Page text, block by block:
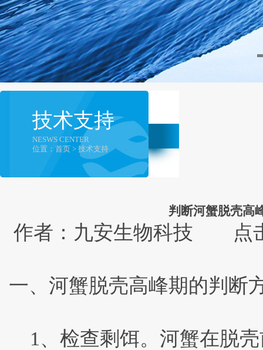
技术支持
NESWS CENTER
位置：首页 > 技术支持
判断河蟹脱壳高
作者：九安生物科技 点
一、河蟹脱壳高峰期的判断
1、检查剩饵。河蟹在脱